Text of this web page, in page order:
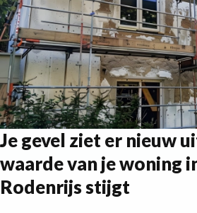
Je gevel ziet er nieuw
waarde van je woning
Rodenrijs stijgt